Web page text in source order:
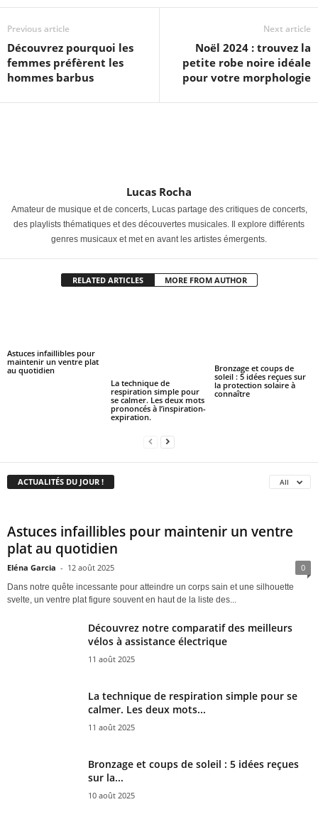
Previous article
Découvrez pourquoi les
femmes préfèrent les
hommes barbus
Next article
Noël 2024 : trouvez la
petite robe noire idéale
pour votre morphologie
Lucas Rocha
Amateur de musique et de concerts, Lucas partage des critiques de concerts,
des playlists thématiques et des découvertes musicales. Il explore différents
genres musicaux et met en avant les artistes émergents.
RELATED ARTICLES MORE FROM AUTHOR
Astuces infaillibles pour
maintenir un ventre plat
au quotidien
La technique de
respiration simple pour
se calmer. Les deux mots
prononcés à l’inspiration-
expiration.
Bronzage et coups de
soleil : 5 idées reçues sur
la protection solaire à
connaître
ACTUALITÉS DU JOUR ! All
Astuces infaillibles pour maintenir un ventre
plat au quotidien
Eléna Garcia - 12 août 2025 0
Dans notre quête incessante pour atteindre un corps sain et une silhouette
svelte, un ventre plat figure souvent en haut de la liste des...
Découvrez notre comparatif des meilleurs
vélos à assistance électrique
11 août 2025
La technique de respiration simple pour se
calmer. Les deux mots...
11 août 2025
Bronzage et coups de soleil : 5 idées reçues
sur la...
10 août 2025